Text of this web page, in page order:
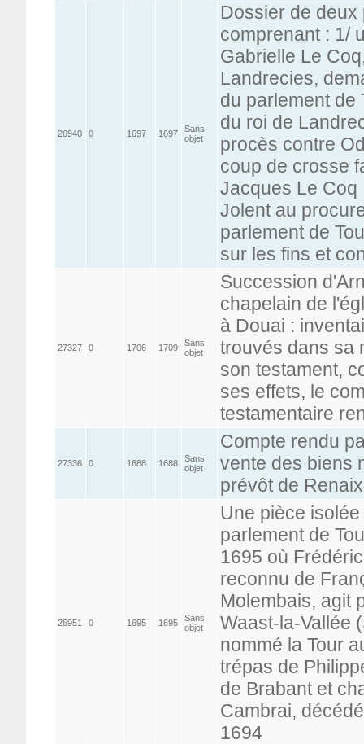
26940 0 1697 1697
Sans
objet
Dossier de
comprenant : 1/
Gabrielle Le
Landrecies,
du parlement de
du roi de
procès contre
coup de crosse
Jacques Le Coq
Jolent au
parlement de
sur les fins et
27327 0 1706 1709
Sans
objet
Succession
chapelain de
à Douai :
trouvés dans sa
son testament,
ses effets, le
testamentaire
27336 0 1688 1688
Sans
objet
Compte rendu
vente des biens
prévôt de Renaix
26951 0 1695 1695
Sans
objet
Une pièce
parlement de
1695 où
reconnu de
Molembais, agit
Waast-la-Vallée
nommé la Tour
trépas de
de Brabant et
Cambrai,
1694